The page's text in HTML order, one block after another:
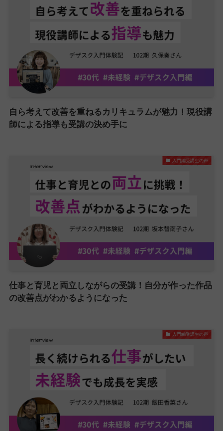
自ら考えて改善を重ねるカリキュラムが魅力！現役講
師による指導も受講の決め手に
入門編受講生の声
仕事と育児と両立しながらの受講！自分が作った作品
の改善点がわかるようになった
入門編受講生の声